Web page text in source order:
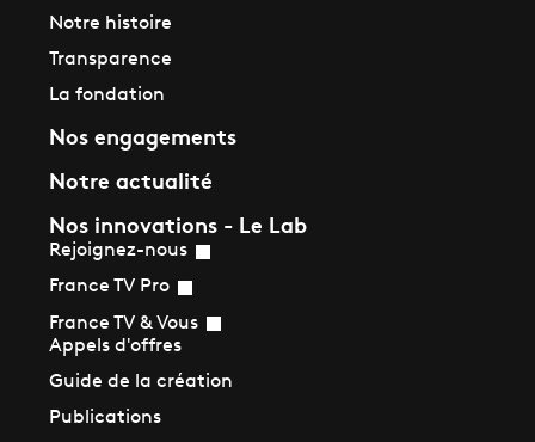
Notre histoire
Transparence
La fondation
Nos engagements
Notre actualité
Nos innovations - Le Lab
Rejoignez-nous
France TV Pro
France TV & Vous
Appels d'offres
Guide de la création
Publications